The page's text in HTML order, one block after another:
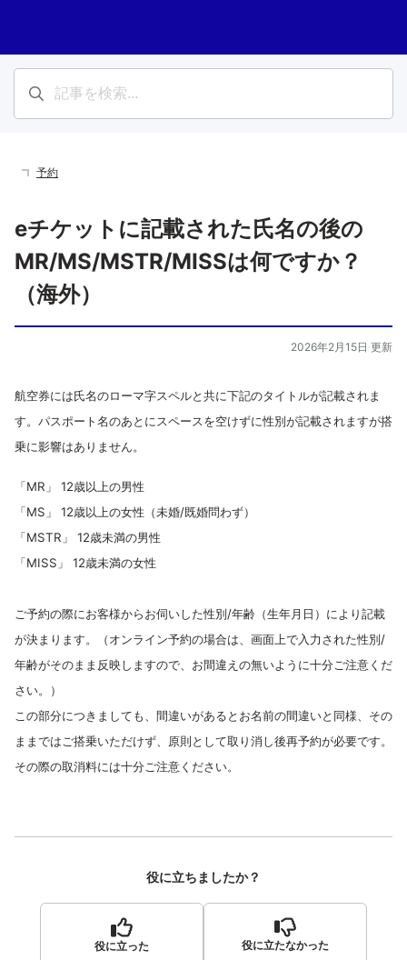
予約
eチケットに記載された氏名の後の
MR/MS/MSTR/MISSは何ですか？
（海外）
2026年2月15日 更新
航空券には氏名のローマ字スペルと共に下記のタイトルが記載されま
す。パスポート名のあとにスペースを空けずに性別が記載されますが搭
乗に影響はありません。
「MR」 12歳以上の男性
「MS」 12歳以上の女性（未婚/既婚問わず）
「MSTR」 12歳未満の男性
「MISS」 12歳未満の女性
ご予約の際にお客様からお伺いした性別/年齢（生年月日）により記載
が決まります。（オンライン予約の場合は、画面上で入力された性別/
年齢がそのまま反映しますので、お間違えの無いように十分ご注意くだ
さい。）
この部分につきましても、間違いがあるとお名前の間違いと同様、その
ままではご搭乗いただけず、原則として取り消し後再予約が必要です。
その際の取消料には十分ご注意ください。
役に立ちましたか？
役に立った 役に立たなかった